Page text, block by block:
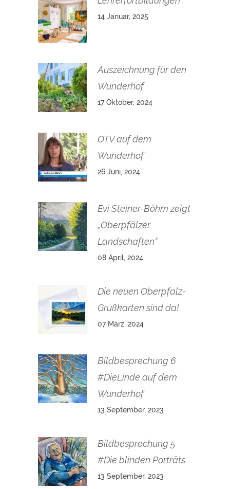
14 Januar, 2025
Auszeichnung für den
Wunderhof
17 Oktober, 2024
OTV auf dem
Wunderhof
26 Juni, 2024
Evi Steiner-Böhm zeigt
„Oberpfälzer
Landschaften“
08 April, 2024
Die neuen Oberpfalz-
Grußkarten sind da!
07 März, 2024
Bildbesprechung 6
#DieLinde auf dem
Wunderhof
13 September, 2023
Bildbesprechung 5
#Die blinden Porträts
13 September, 2023